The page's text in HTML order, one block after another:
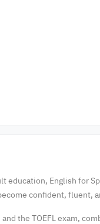
education, English for
confident,
the TOEFL exam,